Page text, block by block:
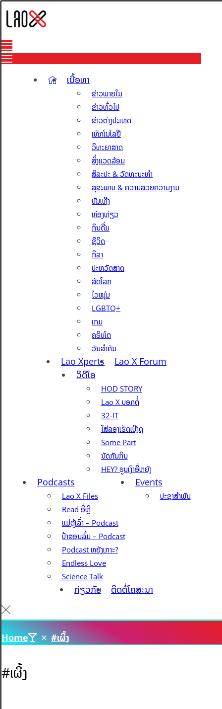
ເນື້ອຫາ
ຂ່າວພາຍໃນ
ຂ່າວທົ່ວໄປ
ຂ່າວຕ່າງປະເທດ
ເທັກໂນໂລຢີ
ວິທະຍາສາດ
ສິ່ງແວດລ້ອມ
ສິລະປະ & ວັດທະນະທຳ
ສຸຂະພາບ & ຄວາມສວຍຄວາມງາມ
ບັນເທີງ
ທ່ອງທ່ຽວ
ກິນດື່ມ
ຊີວິດ
ກິລາ
ປະຫວັດສາດ
ສັດໂລກ
ໄວໜຸ່ມ
LGBTQ+
ເກມ
ຄຣິບໂຕ
ວັນສຳຄັນ
Lao Xperts
Lao X Forum
ວິດີໂອ
HOD STORY
Lao X ບອກຕໍ່
32-IT
ໃສ່ລອງເຮັດເບີງດຸ
Some Part
ນັດກັນກິນ
HEY? ຮູບເງົາອີ່ຫຍັງ
Podcasts
Lao X Files
Read ອີ່ຫຼີ
ແມ່ຕູ້ເລົ່າ – Podcast
ປ້າສອນລົ່ມ – Podcast
Podcast ຫຍັງເກາະ?
Endless Love
Science Talk
Events
ປະຊາສຳພັນ
ກ່ຽວກັບ ຕິດຕໍ່ໂຄສະນາ
Home #ເຜິ້ງ
#ເຜິ້ງ